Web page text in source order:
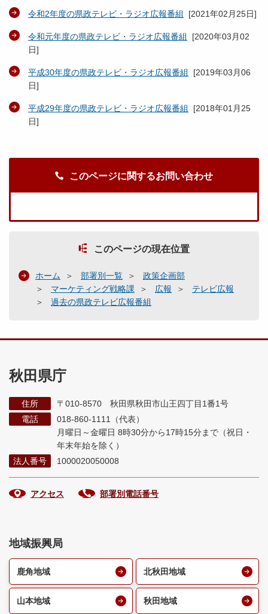
令和2年度の県政テレビ・ラジオ広報番組 [2021年02月25日]
令和元年度の県政テレビ・ラジオ広報番組 [2020年03月02
日]
平成30年度の県政テレビ・ラジオ広報番組 [2019年03月06
日]
平成29年度の県政テレビ・ラジオ広報番組 [2018年01月25
日]
このページに関するお問い合わせ
このページの現在位置
ホーム 部署別一覧
政策企画部
マーケティング戦略課
広報
テレビ広報
過去の県政テレビ広報番組
秋田県庁
住所
〒010-8570 秋田県秋田市山王四丁目1番1号
電話
018-860-1111（代表）
月曜日～金曜日 8時30分から17時15分まで （祝日・
年末年始を除く）
法人番号
1000020050008
アクセス 部署別電話番号
地域振興局
鹿角地域 北秋田地域
山本地域 秋田地域